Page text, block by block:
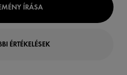
ÍRÁSA
ÉRTÉKELÉSEK